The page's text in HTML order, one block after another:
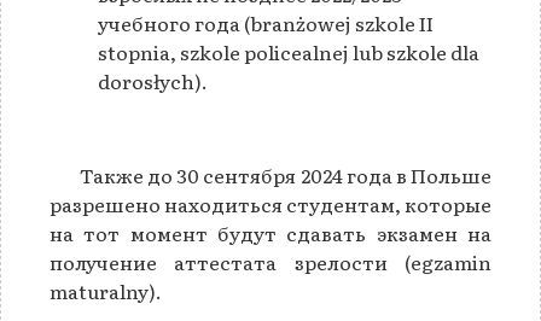
учебного года (branżowej szkole II
stopnia, szkole policealnej lub szkole dla
dorosłych).
Также до 30 сентября 2024 года в Польше
разрешено находиться студентам, которые
на тот момент будут сдавать экзамен на
получение аттестата зрелости (egzamin
maturalny).